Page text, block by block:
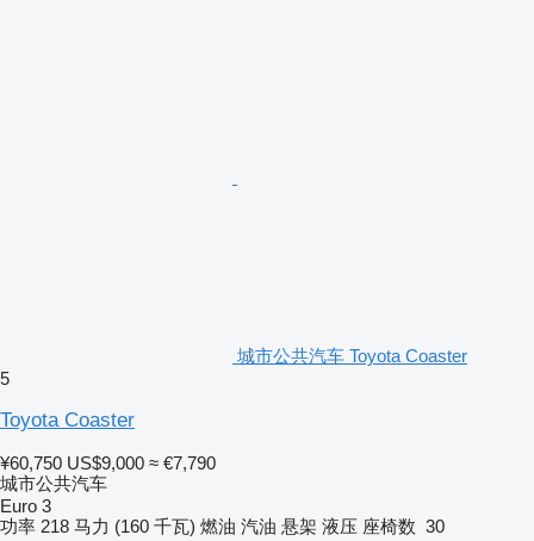
城市公共汽车 Toyota Coaster
5
Toyota Coaster
¥60,750 US$9,000 ≈ €7,790
城市公共汽车
Euro 3
功率 218 马力 (160 千瓦) 燃油 汽油 悬架 液压 座椅数 30